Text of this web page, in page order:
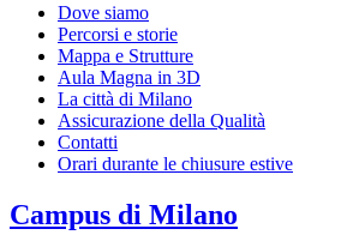
Dove siamo
Percorsi e storie
Mappa e Strutture
Aula Magna in 3D
La città di Milano
Assicurazione della Qualità
Contatti
Orari durante le chiusure estive
Campus di Milano